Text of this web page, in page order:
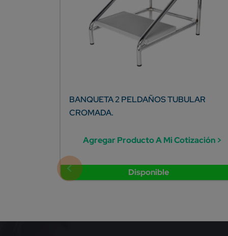
Disponible
BANQUETA 2 PELDAÑOS TUBULAR
CROMADA.
Agregar Producto A Mi Cotización >